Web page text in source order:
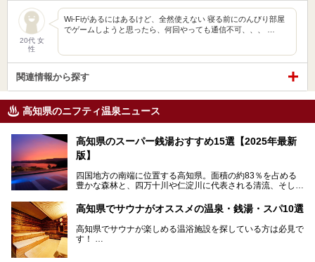
20代 女
性
Wi-Fiがあるにはあるけど、全然使えない 寝る前にのんびり部屋
でゲームしようと思ったら、何回やっても通信不可、、、 …
関連情報から探す
高知県のニフティ温泉ニュース
高知県のスーパー銭湯おすすめ15選【2025年最新
版】
四国地方の南端に位置する高知県。面積の約83％を占める
豊かな森林と、四万十川や仁淀川に代表される清流、そして
魅力がぎゅっと詰まった県です。
高知県はまた、カツオのたたきをはじめとする海産物や清流
で育つ川魚、大皿にごちそうがどっさり盛られた皿鉢料理、
柚子などの柑橘類、地酒といったグルメが充実していること
でも知られます。ここでは、温泉とあわせて自然の景観やグ
高知県でサウナがオススメの温泉・銭湯・スパ10選
高知県でサウナが楽しめる温浴施設を探している方は必見で
す！